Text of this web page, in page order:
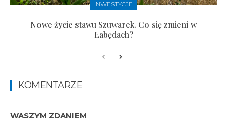
INWESTYCJE
Nowe życie stawu Szuwarek. Co się zmieni w
Łabędach?
KOMENTARZE
WASZYM ZDANIEM